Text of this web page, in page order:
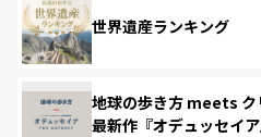
世界遺産ランキング
地球の歩き方 meets ク
最新作『オデュッセイア